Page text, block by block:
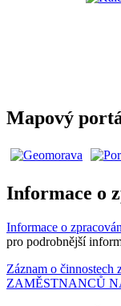
Mapový
Informace o
Informace o
pro podrobnější
Záznam o
ZAMĚSTNANCŮ